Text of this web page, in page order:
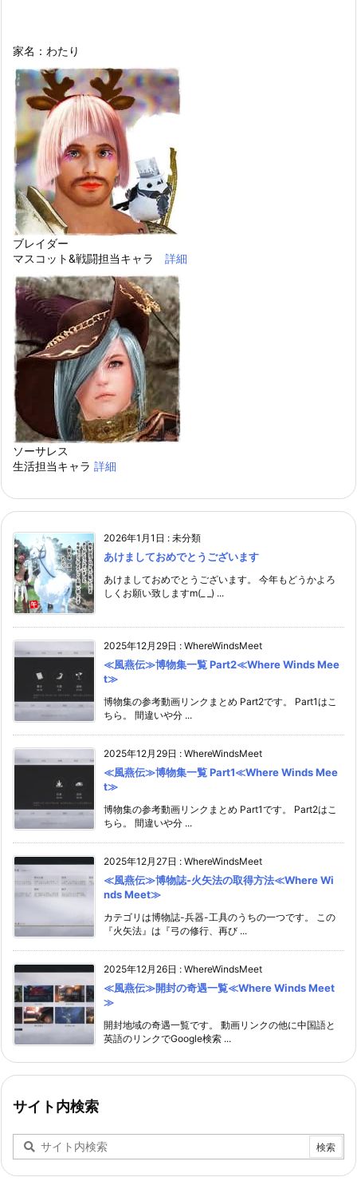
家名：わたり
ブレイダー
マスコット&戦闘担当キャラ 詳細
ソーサレス
生活担当キャラ 詳細
2026年1月1日 : 未分類
あけましておめでとうございます
あけましておめでとうございます。 今年もどうかよろ
しくお願い致しますm(_ _) ...
2025年12月29日 : WhereWindsMeet
≪風燕伝≫博物集一覧 Part2≪Where Winds Mee
t≫
博物集の参考動画リンクまとめ Part2です。 Part1はこ
ちら。 間違いや分 ...
2025年12月29日 : WhereWindsMeet
≪風燕伝≫博物集一覧 Part1≪Where Winds Mee
t≫
博物集の参考動画リンクまとめ Part1です。 Part2はこ
ちら。 間違いや分 ...
2025年12月27日 : WhereWindsMeet
≪風燕伝≫博物誌-火矢法の取得方法≪Where Wi
nds Meet≫
カテゴリは博物誌-兵器-工具のうちの一つです。 この
『火矢法』は『弓の修行、再び ...
2025年12月26日 : WhereWindsMeet
≪風燕伝≫開封の奇遇一覧≪Where Winds Meet
≫
開封地域の奇遇一覧です。 動画リンクの他に中国語と
英語のリンクでGoogle検索 ...
サイト内検索